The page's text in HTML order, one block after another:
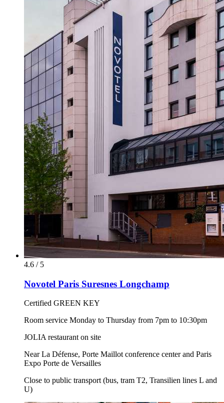
4.6 / 5
Novotel Paris Suresnes Longchamp
Certified GREEN KEY
Room service Monday to Thursday from 7pm to 10:30pm
JOLIA restaurant on site
Near La Défense, Porte Maillot conference center and Paris
Expo Porte de Versailles
Close to public transport (bus, tram T2, Transilien lines L and
U)